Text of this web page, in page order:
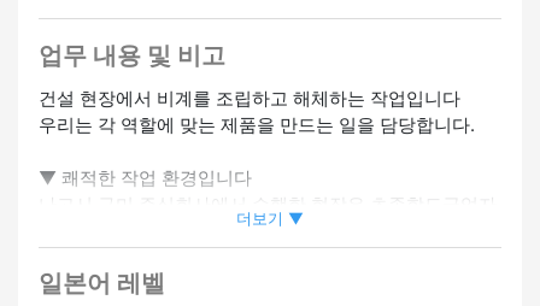
습니다.
엔)
이시카와현 가나자와시라면 집까지 데리러 갈게요.
일본어 초보자도 괜찮습니다.소통할 수 있다면 좋을 것 같
업무 내용 및 비고
건설 현장에서 비계를 조립하고 해체하는 작업입니다
우리는 각 역할에 맞는 제품을 만드는 일을 담당합니다.
▼ 쾌적한 작업 환경입니다
나고시 구미 주식회사에서 수행한 현장은 초종합도급업자
를 위한 주요 공사 현장이기 때문에 휴게실이 완비되어 있
대부분의 현장에는 에어컨과 난방 시설을 갖춘 휴게실이
더보기 ▼
일본어 레벨